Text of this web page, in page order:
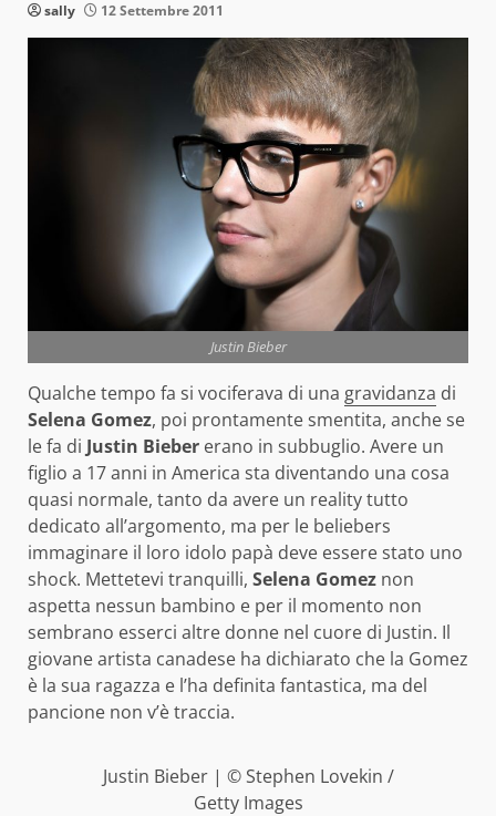
sally 12 Settembre 2011
Justin Bieber
Qualche tempo fa si vociferava di una gravidanza di
Selena Gomez, poi prontamente smentita, anche se
le fa di Justin Bieber erano in subbuglio. Avere un
figlio a 17 anni in America sta diventando una cosa
quasi normale, tanto da avere un reality tutto
dedicato all’argomento, ma per le beliebers
immaginare il loro idolo papà deve essere stato uno
shock. Mettetevi tranquilli, Selena Gomez non
aspetta nessun bambino e per il momento non
sembrano esserci altre donne nel cuore di Justin. Il
giovane artista canadese ha dichiarato che la Gomez
è la sua ragazza e l’ha definita fantastica, ma del
pancione non v’è traccia.
Justin Bieber | © Stephen Lovekin /
Getty Images